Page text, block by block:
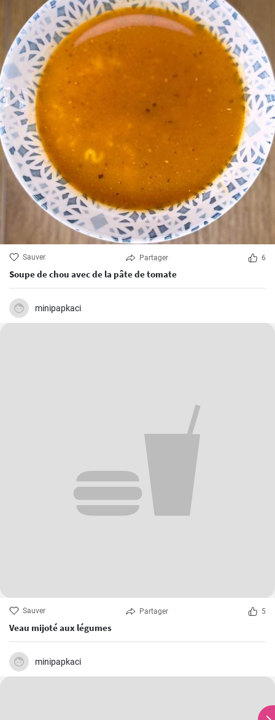
Sauver Partager 6
Soupe de chou avec de la pâte de tomate
minipapkaci
Sauver Partager 5
Veau mijoté aux légumes
minipapkaci